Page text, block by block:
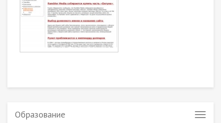
Образование